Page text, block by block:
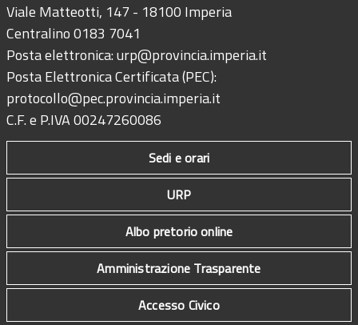
Viale Matteotti, 147 - 18100 Imperia
Centralino 0183 7041
Posta elettronica:urp@provincia.imperia.it
Posta Elettronica Certificata (PEC):
protocollo@pec.provincia.imperia.it
C.F. e P.IVA 00247260086
Sedi e orari
URP
Albo pretorio online
Amministrazione Trasparente
Accesso Civico